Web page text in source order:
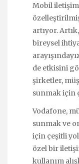
Mobil iletişim
artıyor.
bireysel
de etkisini
şirketler,
sunmak için
Vodafone,
sunmak ve
için çeşitli
özel bir
kullanım